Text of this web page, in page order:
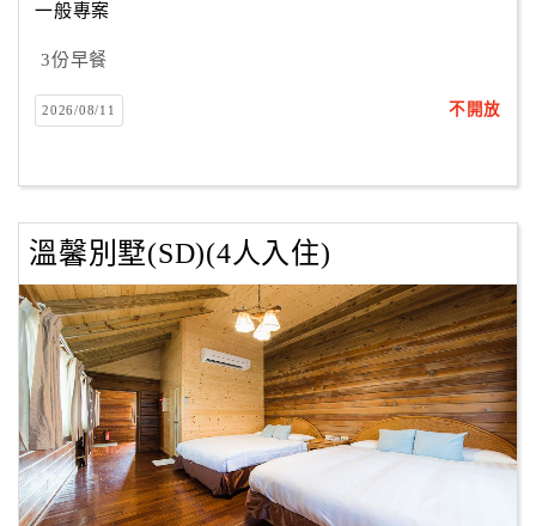
訂
房
Q&A
旅
卡
訂
房
請
款
收
據
一般專案
3份早餐
2026/08/11 不開放
溫馨別墅(SD)(4人入住)